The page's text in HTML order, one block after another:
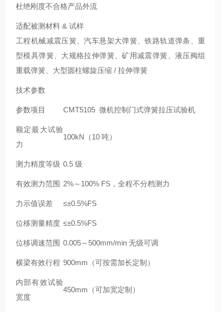
杜绝刚度不合格产品外流
适配被测材料 & 试样
工程机械减震压簧、汽车悬架大弹簧、铁路轨道弹条、重
型模具弹簧、大规格拉伸弹簧、矿用减震弹簧、液压阀组
重载弹簧、大型圆柱螺旋压缩 / 拉伸弹簧
技术参数
参数项目 CMT5105 微机控制门式弹簧拉压试验机
额定最大试验
力
100kN（10 吨）
测力精度等级 0.5 级
有效测力范围 2%～100% FS，全程不分档测力
力示值误差 ≤±0.5%FS
位移测量精度 ≤±0.5%FS
位移调速范围 0.005～500mm/min 无级可调
横梁有效行程 900mm（可按需加长定制）
内部有效试验
宽度
450mm（可加宽定制）